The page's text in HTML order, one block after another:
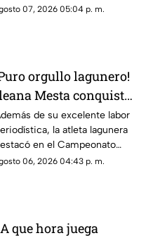
emocionantes duelos de la
07, 2026 05:04 p. m.
orgullo lagunero!
Mesta conquista
medallas de
en Canadá
de su excelente labor
la atleta lagunera
en el Campeonato
de Norteamérica al
06, 2026 04:43 p. m.
que hora juega